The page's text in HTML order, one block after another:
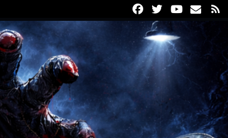
FacebookTwitterYoutube
Email